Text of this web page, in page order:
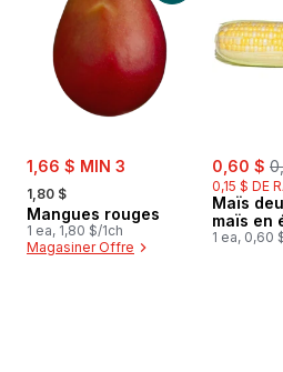
sale:
1,66 $ MIN 3
, formerly:
1,80 $
Mangues rouges
1 ea, 1,80 $/1ch
Magasiner Offre
sale:
0,60 $ ,
0,15 $ DE
Maïs
maïs en
1 ea, 0,60